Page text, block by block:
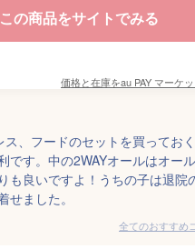
この商品をサイトでみる
価格と在庫をau PAY マーケッ
ス、フードのセットを買ってお
です。中の2WAYオールはオー
も良いですよ！うちの子は退院
せました。
全てのおすすめ